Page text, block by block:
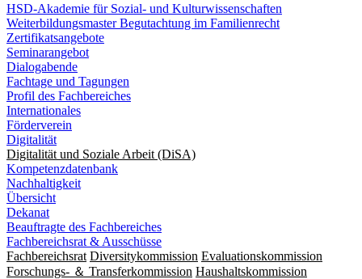
HSD-Akademie für Sozial- und Kulturwissenschaften
Weiterbildungsmaster Begutachtung im Familienrecht
Zertifikatsangebote
Seminarangebot
Dialogabende
Fachtage und Tagungen
Profil des Fachbereiches
Internationales
Förderverein
Digitalität
Digitalität und Soziale Arbeit (DiSA)
Kompetenzdatenbank
Nachhaltigkeit
Übersicht
Dekanat
Beauftragte des Fachbereiches
Fachbereichsrat & Ausschüsse
Fachbereichsrat Diversitykommission Evaluationskommission
Forschungs- ＆ Transferkommission Haushaltskommission